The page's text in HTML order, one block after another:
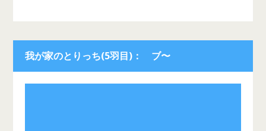
我が家のとりっち(5羽目)： ブ〜